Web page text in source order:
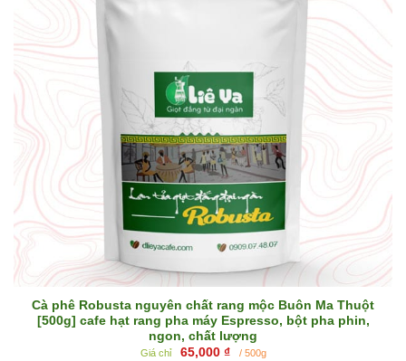
Cà phê Robusta nguyên chất rang mộc Buôn Ma Thuột
[500g] cafe hạt rang pha máy Espresso, bột pha phin,
ngon, chất lượng
Giá chỉ 65,000 ₫ / 500g